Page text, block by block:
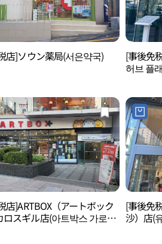
店]ソウン薬局(서은약국)
[事後免
허브 플
店]ARTBOX（アートボック
ロスギル店(아트박스 가로수
[事後免
沙）店(